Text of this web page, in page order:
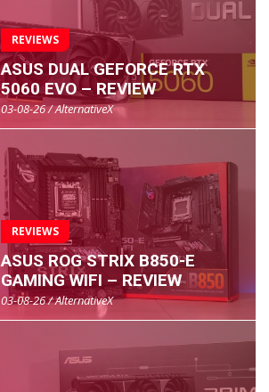
REVIEWS
ASUS DUAL GEFORCE RTX
5060 EVO – REVIEW
03-08-26 / AlternativeX
REVIEWS
ASUS ROG STRIX B850-E
GAMING WIFI – REVIEW
03-08-26 / AlternativeX